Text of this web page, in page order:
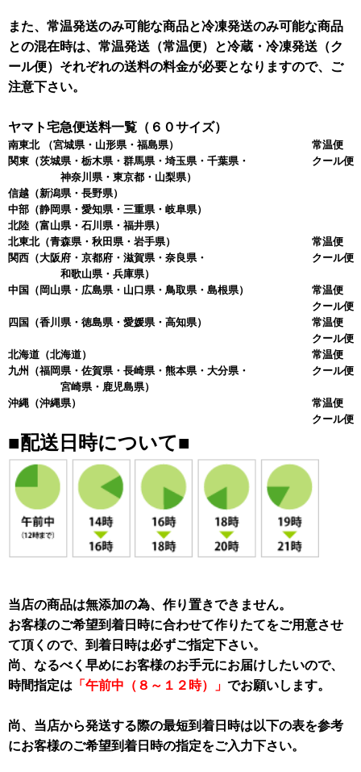
また、常温発送のみ可能な商品と冷凍発送のみ可能な商品
との混在時は、常温発送（常温便）と冷蔵・冷凍発送（ク
ール便）それぞれの送料の料金が必要となりますので、ご
注意下さい。
ヤマト宅急便送料一覧（６０サイズ）
南東北
（宮城県・山形県・福島県）
関東 （茨城県・栃木県・群馬県・埼玉県・千葉県・
神奈川県・東京都・山梨県）
信越 （新潟県・長野県）
中部 （静岡県・愛知県・三重県・岐阜県）
北陸 （富山県・石川県・福井県）
常温便
クール便
北東北（青森県・秋田県・岩手県）
関西 （大阪府・京都府・滋賀県・奈良県・
和歌山県・兵庫県）
常温便
クール便
中国 （岡山県・広島県・山口県・鳥取県・島根県）
常温便
クール便
四国
（香川県・徳島県・愛媛県・高知県）
常温便
クール便
北海道 （北海道）
九州
（福岡県・佐賀県・長崎県・熊本県・大分県・
宮崎県・鹿児島県）
常温便
クール便
沖縄 （沖縄県）
常温便
クール便
■配送日時について■
当店の商品は無添加の為、作り置きできません。
お客様のご希望到着日時に合わせて作りたてをご用意させ
て頂くので、到着日時は必ずご指定下さい。
尚、なるべく早めにお客様のお手元にお届けしたいので、
時間指定は 「午前中（８～１２時）」 でお願いします。
尚、当店から発送する際の最短到着日時は以下の表を参考
にお客様のご希望到着日時の指定をご入力下さい。